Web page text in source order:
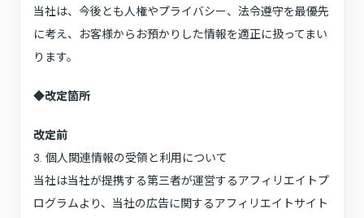
当社は、今後とも人権やプライバシー、法令遵守を最優先
に考え、お客様からお預かりした情報を適正に扱ってまい
ります。
◆改定箇所
改定前
3. 個人関連情報の受領と利用について
当社は当社が提携する第三者が運営するアフィリエイトプ
ログラムより、当社の広告に関するアフィリエイトサイト